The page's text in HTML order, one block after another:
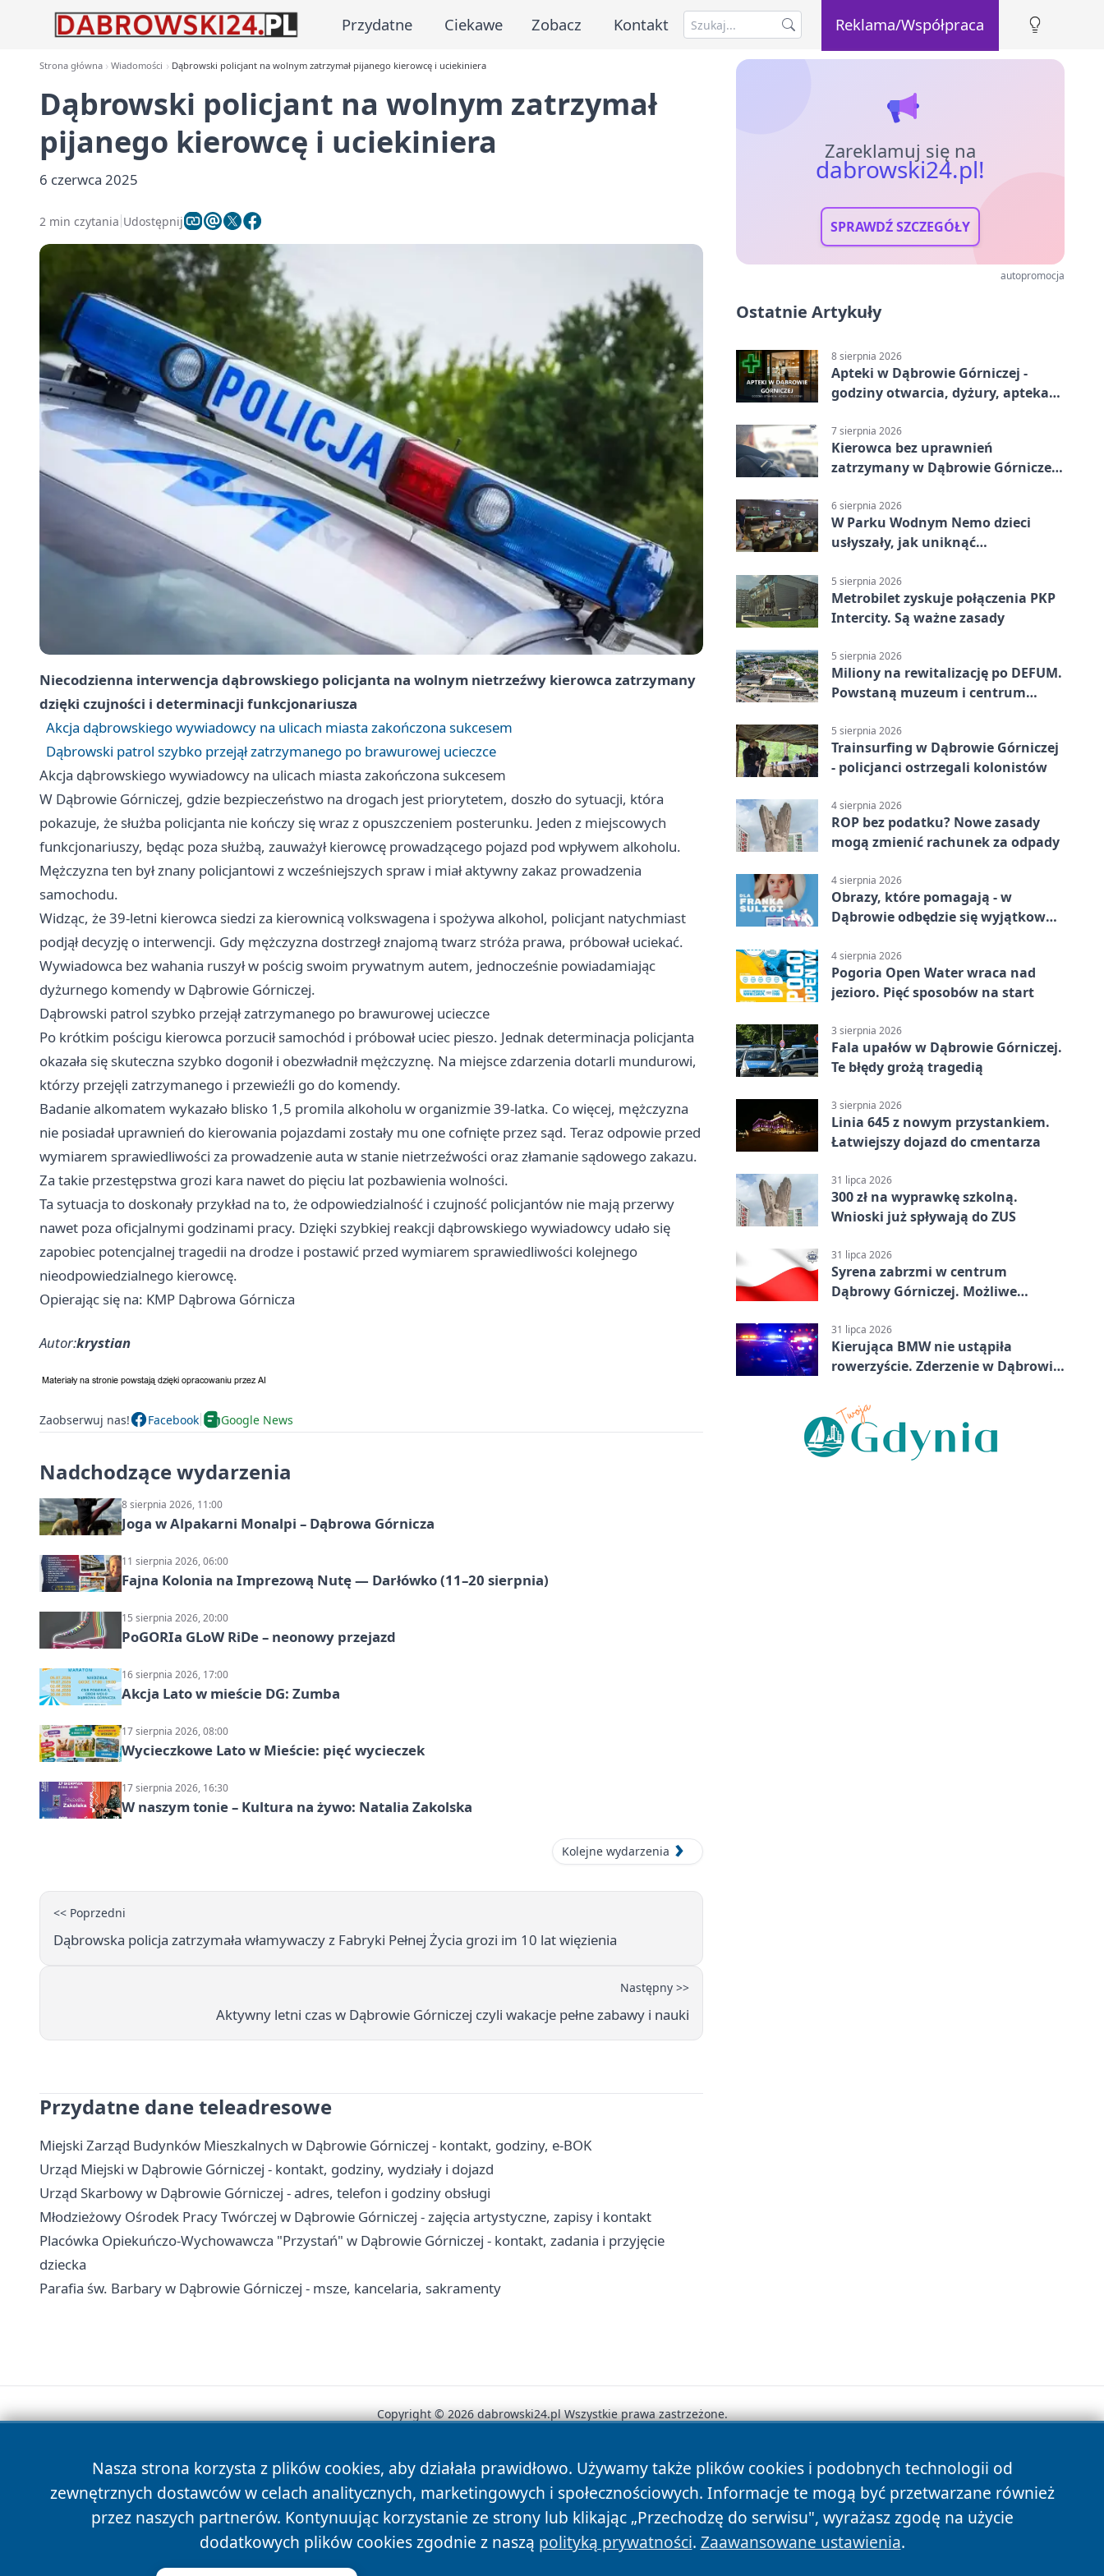
Przydatne Ciekawe Zobacz Kontakt Reklama/Współpraca
Strona główna Wiadomości Dąbrowski policjant na wolnym zatrzymał pijanego kierowcę i uciekiniera
Dąbrowski policjant na wolnym zatrzymał
pijanego kierowcę i uciekiniera
6 czerwca 2025
2 min czytania Udostępnij
Niecodzienna interwencja dąbrowskiego policjanta na wolnym nietrzeźwy kierowca zatrzymany
dzięki czujności i determinacji funkcjonariusza
Akcja dąbrowskiego wywiadowcy na ulicach miasta zakończona sukcesem
Dąbrowski patrol szybko przejął zatrzymanego po brawurowej ucieczce
Akcja dąbrowskiego wywiadowcy na ulicach miasta zakończona sukcesem
W Dąbrowie Górniczej, gdzie bezpieczeństwo na drogach jest priorytetem, doszło do sytuacji, która
pokazuje, że służba policjanta nie kończy się wraz z opuszczeniem posterunku. Jeden z miejscowych
funkcjonariuszy, będąc poza służbą, zauważył kierowcę prowadzącego pojazd pod wpływem alkoholu.
Mężczyzna ten był znany policjantowi z wcześniejszych spraw i miał aktywny zakaz prowadzenia
samochodu.
Widząc, że 39-letni kierowca siedzi za kierownicą volkswagena i spożywa alkohol, policjant natychmiast
podjął decyzję o interwencji. Gdy mężczyzna dostrzegł znajomą twarz stróża prawa, próbował uciekać.
Wywiadowca bez wahania ruszył w pościg swoim prywatnym autem, jednocześnie powiadamiając
dyżurnego komendy w Dąbrowie Górniczej.
Dąbrowski patrol szybko przejął zatrzymanego po brawurowej ucieczce
Po krótkim pościgu kierowca porzucił samochód i próbował uciec pieszo. Jednak determinacja policjanta
okazała się skuteczna szybko dogonił i obezwładnił mężczyznę. Na miejsce zdarzenia dotarli mundurowi,
którzy przejęli zatrzymanego i przewieźli go do komendy.
Badanie alkomatem wykazało blisko 1,5 promila alkoholu w organizmie 39-latka. Co więcej, mężczyzna
nie posiadał uprawnień do kierowania pojazdami zostały mu one cofnięte przez sąd. Teraz odpowie przed
wymiarem sprawiedliwości za prowadzenie auta w stanie nietrzeźwości oraz złamanie sądowego zakazu.
Za takie przestępstwa grozi kara nawet do pięciu lat pozbawienia wolności.
Ta sytuacja to doskonały przykład na to, że odpowiedzialność i czujność policjantów nie mają przerwy
nawet poza oficjalnymi godzinami pracy. Dzięki szybkiej reakcji dąbrowskiego wywiadowcy udało się
zapobiec potencjalnej tragedii na drodze i postawić przed wymiarem sprawiedliwości kolejnego
nieodpowiedzialnego kierowcę.
Opierając się na: KMP Dąbrowa Górnicza
Autor:krystian
Zaobserwuj nas! Facebook Google News
Nadchodzące wydarzenia
8 sierpnia 2026, 11:00
Joga w Alpakarni Monalpi – Dąbrowa Górnicza
11 sierpnia 2026, 06:00
Fajna Kolonia na Imprezową Nutę — Darłówko (11–20 sierpnia)
15 sierpnia 2026, 20:00
PoGORIa GLoW RiDe – neonowy przejazd
16 sierpnia 2026, 17:00
Akcja Lato w mieście DG: Zumba
17 sierpnia 2026, 08:00
Wycieczkowe Lato w Mieście: pięć wycieczek
17 sierpnia 2026, 16:30
W naszym tonie – Kultura na żywo: Natalia Zakolska
Kolejne wydarzenia
<< Poprzedni
Dąbrowska policja zatrzymała włamywaczy z Fabryki Pełnej Życia grozi im 10 lat więzienia
Następny >>
Aktywny letni czas w Dąbrowie Górniczej czyli wakacje pełne zabawy i nauki
Przydatne dane teleadresowe
Miejski Zarząd Budynków Mieszkalnych w Dąbrowie Górniczej - kontakt, godziny, e-BOK
Urząd Miejski w Dąbrowie Górniczej - kontakt, godziny, wydziały i dojazd
Urząd Skarbowy w Dąbrowie Górniczej - adres, telefon i godziny obsługi
Młodzieżowy Ośrodek Pracy Twórczej w Dąbrowie Górniczej - zajęcia artystyczne, zapisy i kontakt
Placówka Opiekuńczo-Wychowawcza "Przystań" w Dąbrowie Górniczej - kontakt, zadania i przyjęcie
dziecka
Parafia św. Barbary w Dąbrowie Górniczej - msze, kancelaria, sakramenty
Zareklamuj się na
dabrowski24.pl!
SPRAWDŹ SZCZEGÓŁY
autopromocja
Ostatnie Artykuły
8 sierpnia 2026
Apteki w Dąbrowie Górniczej -
godziny otwarcia, dyżury, apteka
7 sierpnia 2026
Kierowca bez uprawnień
zatrzymany w Dąbrowie Górniczej.
6 sierpnia 2026
W Parku Wodnym Nemo dzieci
usłyszały, jak uniknąć
5 sierpnia 2026
Metrobilet zyskuje połączenia PKP
Intercity. Są ważne zasady
5 sierpnia 2026
Miliony na rewitalizację po DEFUM.
Powstaną muzeum i centrum
5 sierpnia 2026
Trainsurfing w Dąbrowie Górniczej
- policjanci ostrzegali kolonistów
4 sierpnia 2026
ROP bez podatku? Nowe zasady
mogą zmienić rachunek za odpady
4 sierpnia 2026
Obrazy, które pomagają - w
Dąbrowie odbędzie się wyjątkowa
4 sierpnia 2026
Pogoria Open Water wraca nad
jezioro. Pięć sposobów na start
3 sierpnia 2026
Fala upałów w Dąbrowie Górniczej.
Te błędy grożą tragedią
3 sierpnia 2026
Linia 645 z nowym przystankiem.
Łatwiejszy dojazd do cmentarza
31 lipca 2026
300 zł na wyprawkę szkolną.
Wnioski już spływają do ZUS
31 lipca 2026
Syrena zabrzmi w centrum
Dąbrowy Górniczej. Możliwe
31 lipca 2026
Kierująca BMW nie ustąpiła
rowerzyście. Zderzenie w Dąbrowie
Nasza strona korzysta z plików cookies, aby działała prawidłowo. Używamy także plików cookies i podobnych technologii od
zewnętrznych dostawców w celach analitycznych, marketingowych i społecznościowych. Informacje te mogą być przetwarzane również
przez naszych partnerów. Kontynuując korzystanie ze strony lub klikając „Przechodzę do serwisu", wyrażasz zgodę na użycie
dodatkowych plików cookies zgodnie z naszą polityką prywatności. Zaawansowane ustawienia.
Copyright © 2026 dabrowski24.pl Wszystkie prawa zastrzeżone.
News Autorzy Polityka Prywatności Polityka Cookies